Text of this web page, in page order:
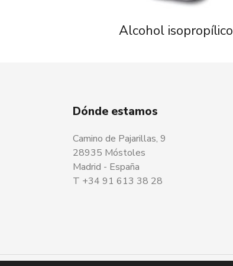
Alcohol isopropílico
Dónde estamos
Camino de Pajarillas, 9
28935 Móstoles
Madrid - España
T +34 91 613 38 28